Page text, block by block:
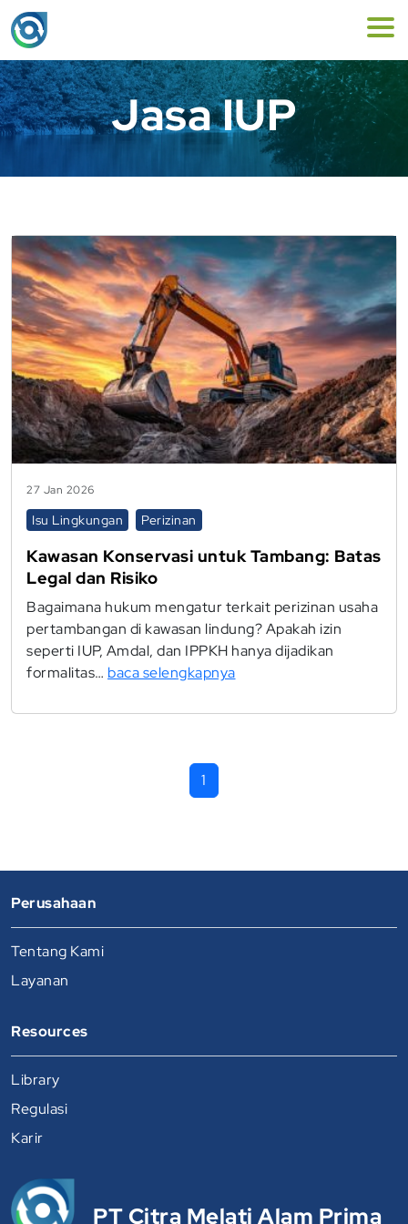
Jasa IUP
27 Jan 2026
Isu Lingkungan Perizinan
Kawasan Konservasi untuk Tambang: Batas
Legal dan Risiko
Bagaimana hukum mengatur terkait perizinan usaha
pertambangan di kawasan lindung? Apakah izin
seperti IUP, Amdal, dan IPPKH hanya dijadikan
formalitas… baca selengkapnya
1
PT Citra Melati Alam Prima
Perusahaan
Tentang Kami
Layanan
Resources
Library
Regulasi
Karir